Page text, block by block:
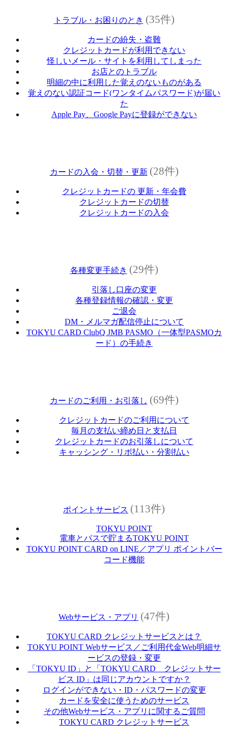
トラブル・お困りのとき (35件)
カードの紛失・盗難
クレジットカードが利用できない
怪しいメール・サイトを利用してしまった
お店とのトラブル
明細の中に利用した覚えのないものがある
覚えのない認証コード(ワンタイムパスワード)が届い
た
Apple Pay、Google Payに登録ができない
カードの入会・切替・更新 (28件)
クレジットカードの 更新・年会費
クレジットカードの切替
クレジットカードの入会
各種変更手続き (29件)
引落し口座の変更
各種登録情報の確認・変更
ご退会
DM・メルマガ配信停止について
TOKYU CARD ClubQ JMB PASMO（一体型PASMOカ
ード）の手続き
カードのご利用・お引落し (69件)
クレジットカードのご利用について
毎月の支払い締め日と支払日
クレジットカードのお引落しについて
キャッシング・リボ払い・分割払い
ポイントサービス (113件)
TOKYU POINT
電車とバスで貯まるTOKYU POINT
TOKYU POINT CARD on LINE／アプリ ポイントバー
コード機能
Webサービス・アプリ (47件)
TOKYU CARD クレジットサービスとは？
TOKYU POINT Webサービス／ご利用代金Web明細サ
ービスの登録・変更
「TOKYU ID」と「TOKYU CARD クレジットサー
ビス ID」は同じアカウントですか？
ログインができない・ID・パスワードの変更
カードを安全に使うためのサービス
その他Webサービス・アプリに関するご質問
TOKYU CARD クレジットサービス